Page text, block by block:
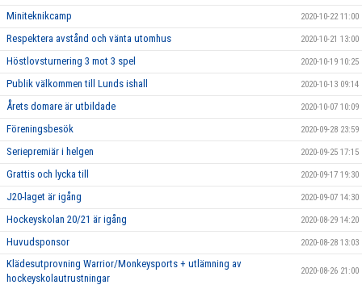
Miniteknikcamp 2020-10-22 11:00
Respektera avstånd och vänta utomhus 2020-10-21 13:00
Höstlovsturnering 3 mot 3 spel 2020-10-19 10:25
Publik välkommen till Lunds ishall 2020-10-13 09:14
Årets domare är utbildade 2020-10-07 10:09
Föreningsbesök 2020-09-28 23:59
Seriepremiär i helgen 2020-09-25 17:15
Grattis och lycka till 2020-09-17 19:30
J20-laget är igång 2020-09-07 14:30
Hockeyskolan 20/21 är igång 2020-08-29 14:20
Huvudsponsor 2020-08-28 13:03
Klädesutprovning Warrior/Monkeysports + utlämning av
hockeyskolautrustningar
2020-08-26 21:00